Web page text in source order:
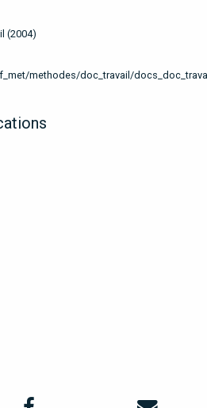
(2004)
methodes/doc_travail/